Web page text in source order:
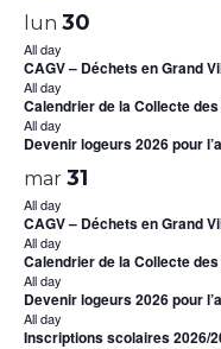
lun 30
All day
CAGV – Déchets en Grand
All day
Calendrier de la Collecte
All day
Devenir logeurs 2026 pour
mar 31
All day
CAGV – Déchets en Grand
All day
Calendrier de la Collecte
All day
Devenir logeurs 2026 pour
All day
Inscriptions scolaires 2026/